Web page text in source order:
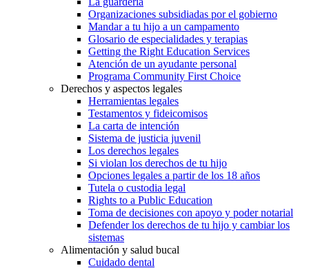
Organizaciones subsidiadas por el gobierno
Mandar a tu hijo a un campamento
Glosario de especialidades y terapias
Getting the Right Education Services
Atención de un ayudante personal
Programa Community First Choice
Derechos y aspectos legales
Herramientas legales
Testamentos y fideicomisos
La carta de intención
Sistema de justicia juvenil
Los derechos legales
Si violan los derechos de tu hijo
Opciones legales a partir de los 18 años
Tutela o custodia legal
Rights to a Public Education
Toma de decisiones con apoyo y poder notarial
Defender los derechos de tu hijo y cambiar los
sistemas
Alimentación y salud bucal
Cuidado dental